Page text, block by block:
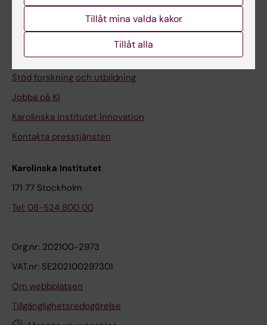
Medarbetarportalen
Universitetsbiblioteket
Stöd forskning och utbildning
Jobba på KI
Karolinska Institutet Innovation
Kontakta presstjänsten
Karolinska Institutet
171 77 Stockholm
Tel: 08-524 800 00
Org.nr: 202100-2973
VAT.nr: SE202100297301
Om webbplatsen
Tillgänglighetsredogörelse
Tillåt mina valda kakor
Tillåt alla